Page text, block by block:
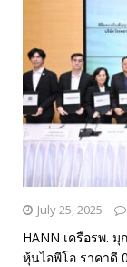
July 25, 2025
HANN เครือรพ. มุ
หุ้นไอพีโอ ราคา